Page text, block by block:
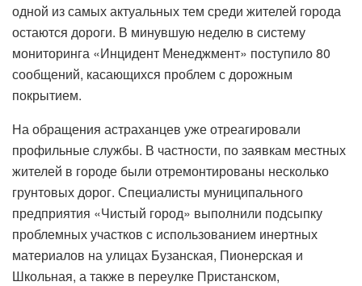
одной из самых актуальных тем среди жителей города
остаются дороги. В минувшую неделю в систему
мониторинга «Инцидент Менеджмент» поступило 80
сообщений, касающихся проблем с дорожным
покрытием.
На обращения астраханцев уже отреагировали
профильные службы. В частности, по заявкам местных
жителей в городе были отремонтированы несколько
грунтовых дорог. Специалисты муниципального
предприятия «Чистый город» выполнили подсыпку
проблемных участков с использованием инертных
материалов на улицах Бузанская, Пионерская и
Школьная, а также в переулке Пристанском,